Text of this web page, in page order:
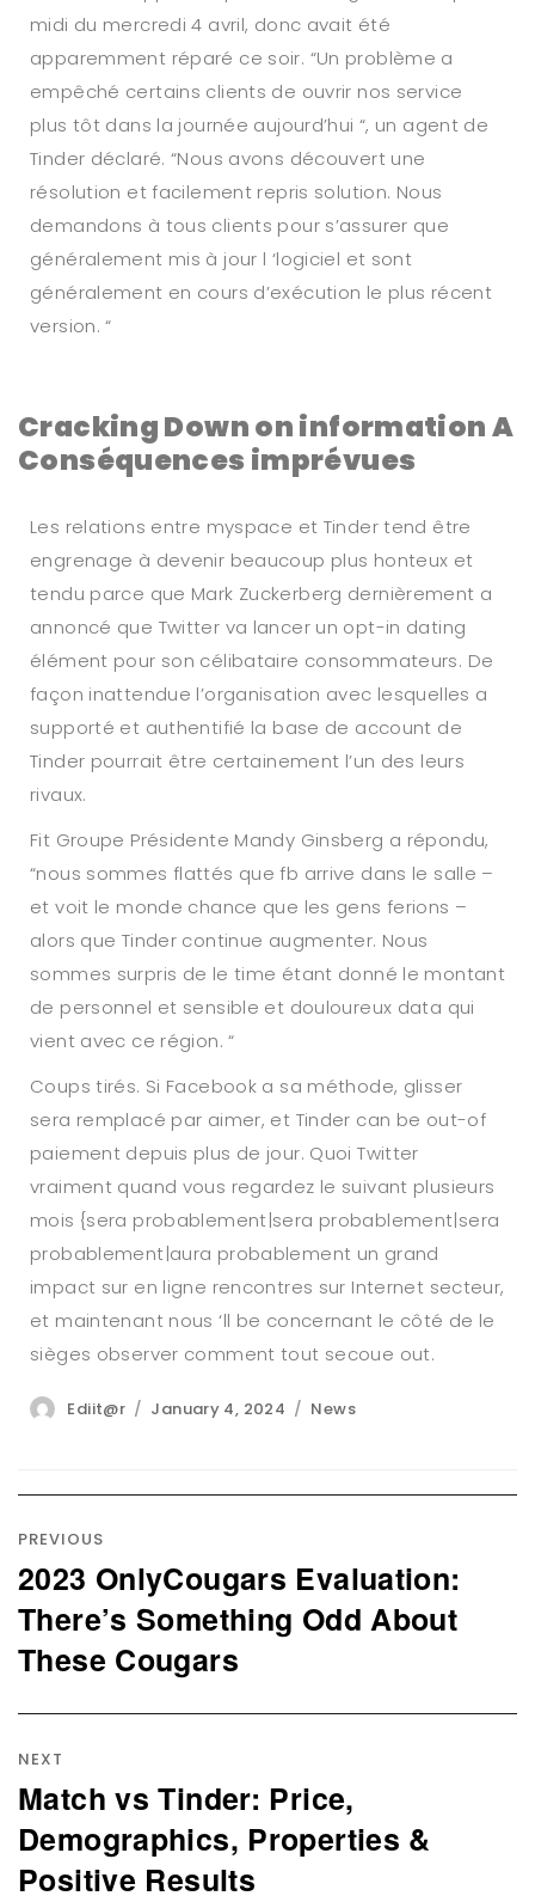
midi du mercredi 4 avril, donc avait été
apparemment réparé ce soir. “Un problème a
empêché certains clients de ouvrir nos service
plus tôt dans la journée aujourd’hui “, un agent de
Tinder déclaré. “Nous avons découvert une
résolution et facilement repris solution. Nous
demandons à tous clients pour s’assurer que
généralement mis à jour l ‘logiciel et sont
généralement en cours d’exécution le plus récent
version. “
Cracking Down on information A
Conséquences imprévues
Les relations entre myspace et Tinder tend être
engrenage à devenir beaucoup plus honteux et
tendu parce que Mark Zuckerberg dernièrement a
annoncé que Twitter va lancer un opt-in dating
élément pour son célibataire consommateurs. De
façon inattendue l’organisation avec lesquelles a
supporté et authentifié la base de account de
Tinder pourrait être certainement l’un des leurs
rivaux.
Fit Groupe Présidente Mandy Ginsberg a répondu,
“nous sommes flattés que fb arrive dans le salle –
et voit le monde chance que les gens ferions –
alors que Tinder continue augmenter. Nous
sommes surpris de le time étant donné le montant
de personnel et sensible et douloureux data qui
vient avec ce région. “
Coups tirés. Si Facebook a sa méthode, glisser
sera remplacé par aimer, et Tinder can be out-of
paiement depuis plus de jour. Quoi Twitter
vraiment quand vous regardez le suivant plusieurs
mois {sera probablement|sera probablement|sera
probablement|aura probablement un grand
impact sur en ligne rencontres sur Internet secteur,
et maintenant nous ‘ll be concernant le côté de le
sièges observer comment tout secoue out.
Author
Ediit@r
Posted
January 4, 2024 Categories
News
navigation
PREVIOUS
Previous
post:
2023 OnlyCougars Evaluation:
There’s Something Odd About
These Cougars
NEXT
Next
post:
Match vs Tinder: Price,
Demographics, Properties &
Positive Results